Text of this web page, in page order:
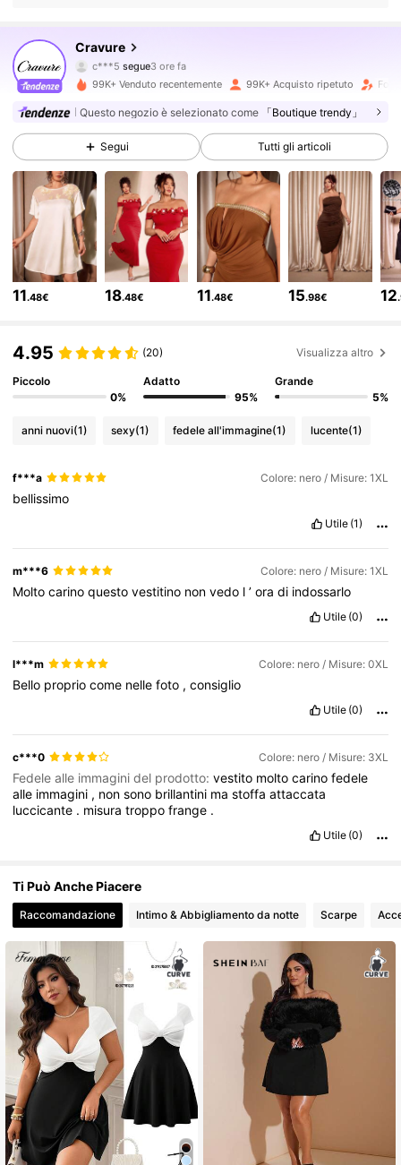
Cravure
c***8 sta navigando
4.74
121K Follower
4.74 121K Follower
4.74 121K Follower
4.74 121K Follower
121K Follower
4.74
99K+ Venduto recentemente 99K+ Acquisto ripetuto
Questo negozio è selezionato come 「Boutique trendy」
Segui Tutti gli articoli
11.48€ 18.48€ 11.48€ 15.98€ 12
4.95 (20) Visualizza altro
Piccolo
0%
Adatto
95%
Grande
5%
anni nuovi(1) sexy(1) fedele all'immagine(1) lucente(1)
f***a Colore: nero / Misure: 1XL
bellissimo
Utile (1)
m***6 Colore: nero / Misure: 1XL
Moltocarinoquestovestitino nonvedo l’oradi indossarlo
Utile (0)
l***m Colore: nero / Misure: 0XL
Bello propriocome nellefoto ,consiglio
Utile (0)
c***0 Colore: nero / Misure: 3XL
Fedele alle immagini del prodotto:vestito moltocarinofedele
alle immagini , nonsono brillantini mastoffaattaccata
luccicante . misuratroppofrange .
Utile (0)
Ti Può Anche Piacere
Raccomandazione Intimo & Abbigliamento da notte Scarpe